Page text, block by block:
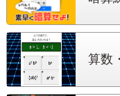
算数